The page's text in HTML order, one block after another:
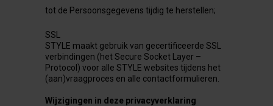
tot de Persoonsgegevens tijdig te herstellen;
SSL
STYLE maakt gebruik van gecertificeerde SSL
verbindingen (het Secure Socket Layer –
Protocol) voor alle STYLE websites tijdens het
(aan)vraagproces en alle contactformulieren.
Wijzigingen in deze privacyverklaring